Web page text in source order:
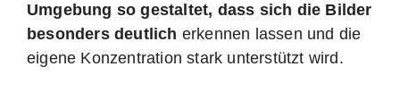
Umgebung so gestaltet, dass sich die Bilder
besonders deutlich erkennen lassen und die
eigene Konzentration stark unterstützt wird.